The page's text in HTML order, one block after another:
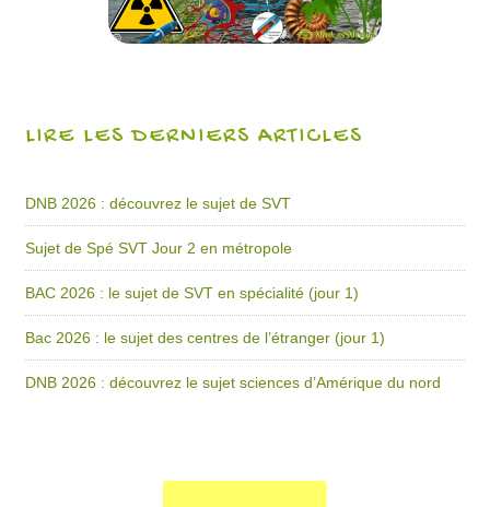
LIRE LES DERNIERS ARTICLES
DNB 2026 : découvrez le sujet de SVT
Sujet de Spé SVT Jour 2 en métropole
BAC 2026 : le sujet de SVT en spécialité (jour 1)
Bac 2026 : le sujet des centres de l’étranger (jour 1)
DNB 2026 : découvrez le sujet sciences d’Amérique du nord